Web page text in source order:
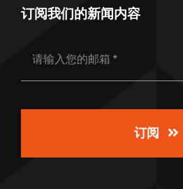
订阅我们的新闻内容
订阅